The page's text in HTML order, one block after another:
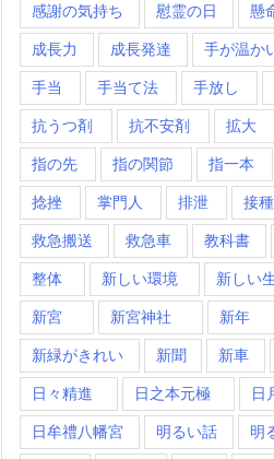
感謝の気持ち 慰霊の日 懸
成長力 成長発達 手が温か
手当 手当て法 手放し
抗うつ剤 抗不安剤 拡大
指の先 指の関節 指一本
捻挫 掌門人 排泄 接種
救急搬送 救急車 教科書
整体 新しい環境 新しい
新宮 新宮神社 新年
新緑がきれい 新聞 新車
日々精進 日之本元極 日
日牟禮八幡宮 明るい話 明